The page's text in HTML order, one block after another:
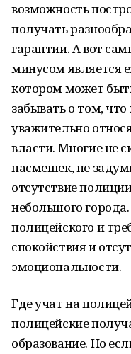
возможность
получать
гарантии. А вот
минусом является
котором может
забывать о том,
уважительно
власти. Многие не
насмешек, не
отсутствие
небольшого
полицейского и
спокойствия и
эмоциональности.
Где учат на
полицейские
образование. Но